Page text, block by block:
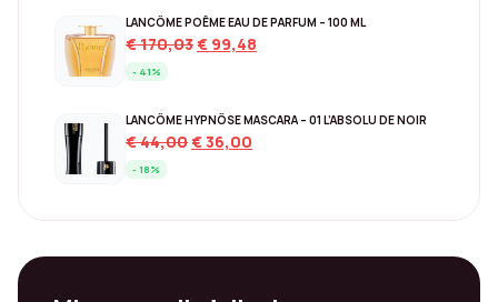
€ 93,61.
LANCÔME POÊME EAU DE PARFUM – 100 ML
€170,03Original
€ 170,03.
€ 99,48
- 41%
LANCÔME HYPNÔSE MASCARA – 01 L’ABSOLU DE NOIR
€44,00Original
€36,00
- 18%